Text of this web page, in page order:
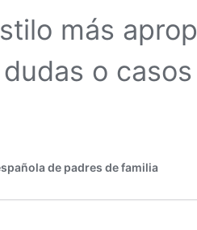
más
o
de padres de familia